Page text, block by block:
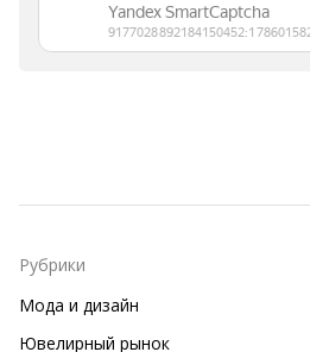
Рубрики
Мода и дизайн
Ювелирный рынок